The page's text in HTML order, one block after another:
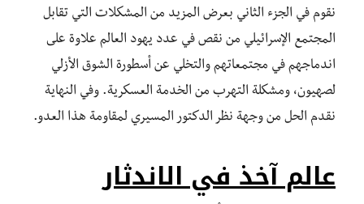
نقوم في الجزء الثاني بعرض المزيد من المشكلات التي تقابل
المجتمع الإسرائيلي من نقص في عدد يهود العالم علاوة على
اندماجهم في مجتمعاتهم والتخلي عن أسطورة الشوق الأزلي
لصهيون، ومشكلة التهرب من الخدمة العسكرية. وفي النهاية
نقدم الحل من وجهة نظر الدكتور المسيري لمقاومة هذا العدو.
عالم آخذ في الاندثار